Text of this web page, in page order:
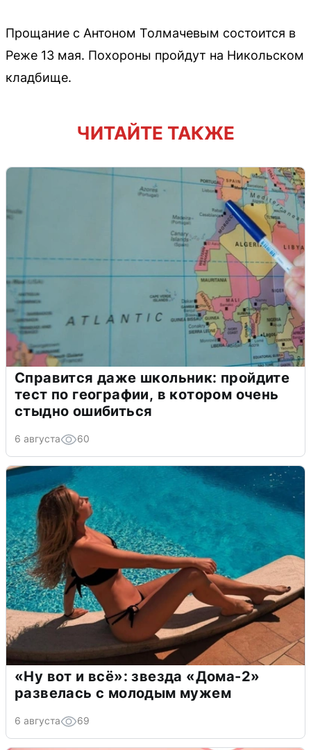
Прощание с Антоном Толмачевым состоится в
Реже 13 мая. Похороны пройдут на Никольском
кладбище.
ЧИТАЙТЕ ТАКЖЕ
Справится даже школьник: пройдите
тест по географии, в котором очень
стыдно ошибиться
6 августа 60
«Ну вот и всё»: звезда «Дома-2»
развелась с молодым мужем
6 августа 69